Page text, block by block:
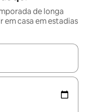
de longa
em casa em estadias
explore-os